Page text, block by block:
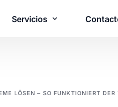
Servicios
LÖSEN – SO FUNKTIONIERT DER